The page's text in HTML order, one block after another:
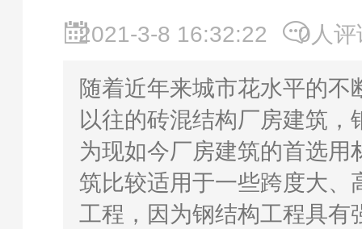
2021-3-8 16:32:22 0人评
随着近年来城市花水平的不
以往的砖混结构厂房建筑，
为现如今厂房建筑的首选用
筑比较适用于一些跨度大、
工程，因为钢结构工程具有